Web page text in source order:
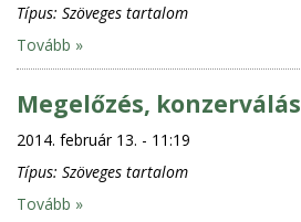
Típus: Szöveges tartalom
Tovább »
Megelőzés, konzerválás
2014. február 13. - 11:19
Típus: Szöveges tartalom
Tovább »